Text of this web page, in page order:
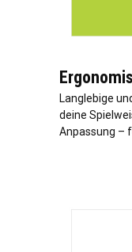
Langlebige
deine
Anpassung –